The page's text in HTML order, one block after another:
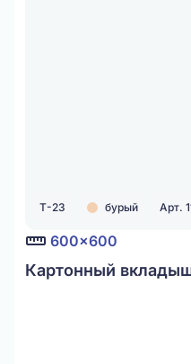
Т-23 бурый Арт.
600x600
Картонный